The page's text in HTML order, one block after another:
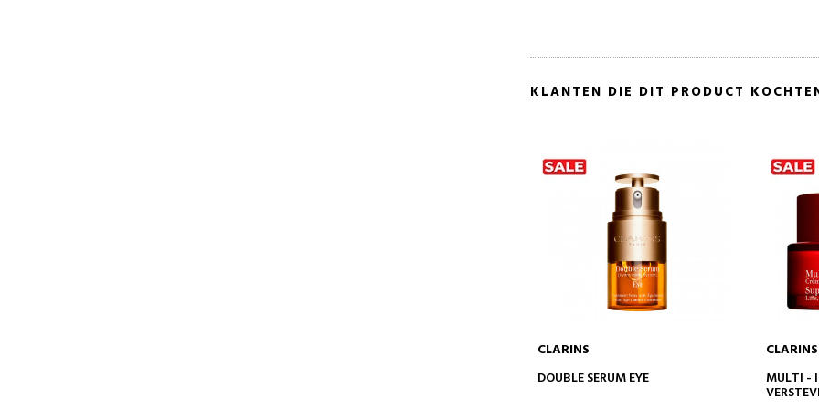
KLANTEN DIE DIT PRODUCT
IN WINKELWAGEN
CLARINS
MULTI - INTENSIVE JOUR
CLARINS
CRYO-
ANTI-